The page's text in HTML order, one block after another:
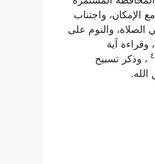
الإمكان، واجتناب
الصلاة، والنوم على
وقراءة آية
٤ ، وذكر تسبيح